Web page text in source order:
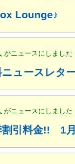
Lounge♪
がニュースにしました
ニュースレタ
がニュースにしました
割引料金!! 1